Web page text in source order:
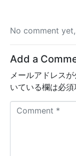
No comment
Add a
メールアドレス
いている欄は必